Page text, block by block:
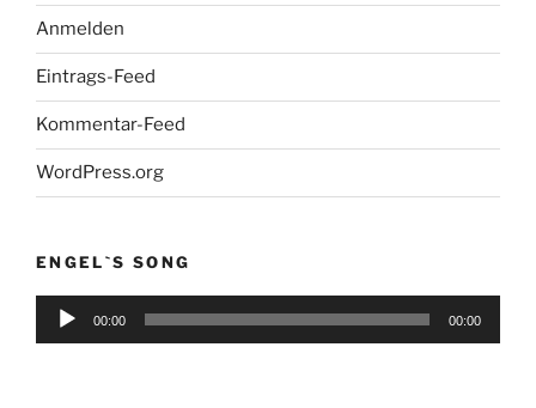
Anmelden
Eintrags-Feed
Kommentar-Feed
WordPress.org
ENGEL`S SONG
Audio-
00:00 00:00